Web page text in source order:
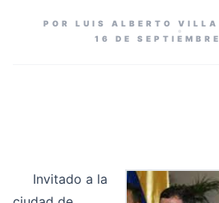
POR LUIS ALBERTO
16 DE
Invitado a la